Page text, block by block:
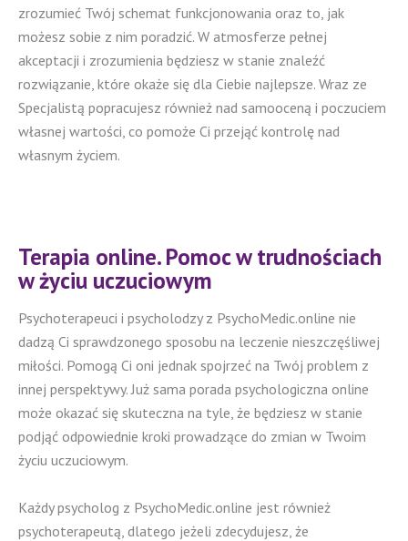
zrozumieć Twój schemat funkcjonowania oraz to, jak
możesz sobie z nim poradzić. W atmosferze pełnej
akceptacji i zrozumienia będziesz w stanie znaleźć
rozwiązanie, które okaże się dla Ciebie najlepsze. Wraz ze
Specjalistą popracujesz również nad samooceną i poczuciem
własnej wartości, co pomoże Ci przejąć kontrolę nad
własnym życiem.
Terapia online. Pomoc w trudnościach
w życiu uczuciowym
Psychoterapeuci i psycholodzy z PsychoMedic.online nie
dadzą Ci sprawdzonego sposobu na leczenie nieszczęśliwej
miłości. Pomogą Ci oni jednak spojrzeć na Twój problem z
innej perspektywy. Już sama porada psychologiczna online
może okazać się skuteczna na tyle, że będziesz w stanie
podjąć odpowiednie kroki prowadzące do zmian w Twoim
życiu uczuciowym.
Każdy psycholog z PsychoMedic.online jest również
psychoterapeutą, dlatego jeżeli zdecydujesz, że